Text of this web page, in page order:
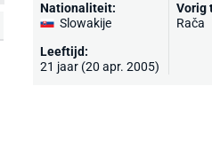
Nationaliteit:
Slowakije
Leeftijd:
21 jaar (20 apr. 2005)
Vorig
Rača